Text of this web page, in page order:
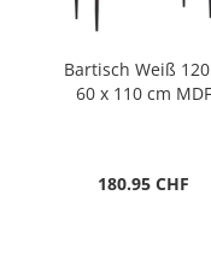
Bartisch Weiß
60 x 110 cm MDF
180.95 CHF